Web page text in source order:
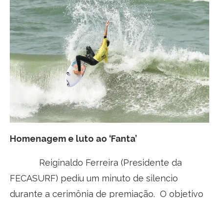
Homenagem e luto ao ‘Fanta’
Reiginaldo Ferreira (Presidente da
FECASURF) pediu um minuto de silencio
durante a cerimônia de premiação. O objetivo